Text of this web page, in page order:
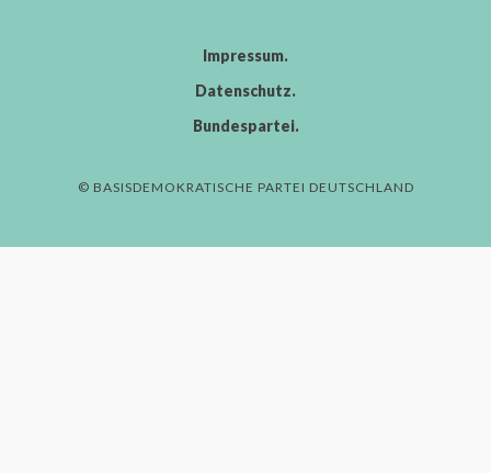
Impressum
Datenschutz
Bundespartei
© BASISDEMOKRATISCHE PARTEI DEUTSCHLAND